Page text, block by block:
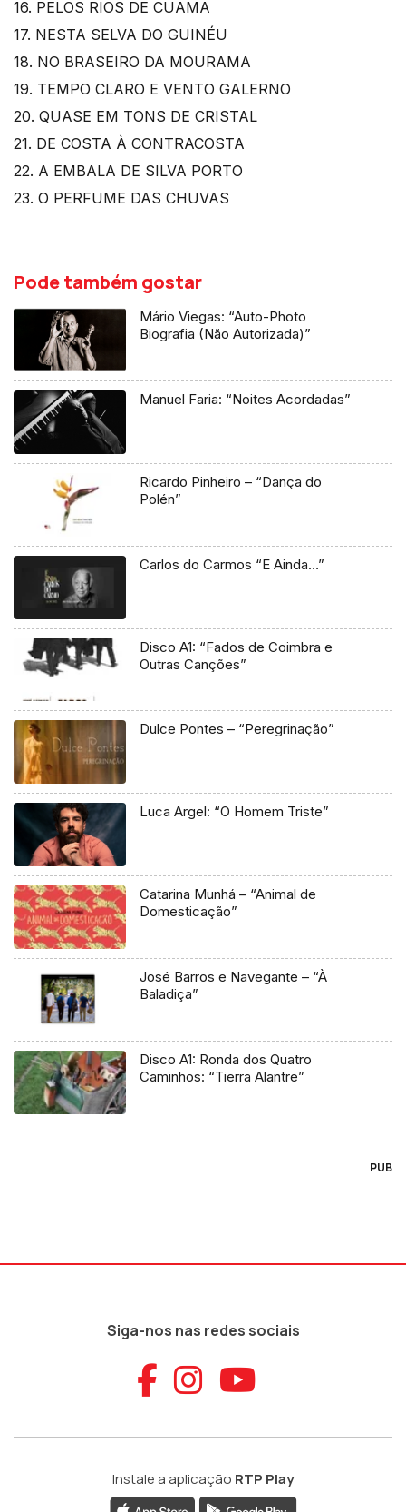
16. PELOS RIOS DE CUAMA
17. NESTA SELVA DO GUINÉU
18. NO BRASEIRO DA MOURAMA
19. TEMPO CLARO E VENTO GALERNO
20. QUASE EM TONS DE CRISTAL
21. DE COSTA À CONTRACOSTA
22. A EMBALA DE SILVA PORTO
23. O PERFUME DAS CHUVAS
Pode também gostar
Mário Viegas: “Auto-Photo
Biografia (Não Autorizada)”
Manuel Faria: “Noites Acordadas”
Ricardo Pinheiro – “Dança do
Polén”
Carlos do Carmos “E Ainda…”
Disco A1: “Fados de Coimbra e
Outras Canções”
Dulce Pontes – “Peregrinação”
Luca Argel: “O Homem Triste”
Catarina Munhá – “Animal de
Domesticação”
José Barros e Navegante – “À
Baladiça”
Disco A1: Ronda dos Quatro
Caminhos: “Tierra Alantre”
PUB
Siga-nos nas redes sociais
Aceder ao
Aceder ao
Aceder
Instale a aplicação RTP Play